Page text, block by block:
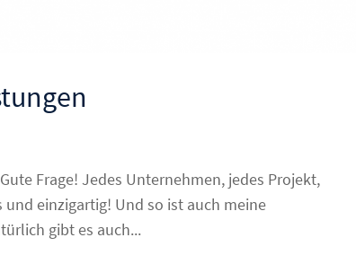
Frage! Jedes Unternehmen, jedes Projekt,
einzigartig! Und so ist auch meine
gibt es auch...